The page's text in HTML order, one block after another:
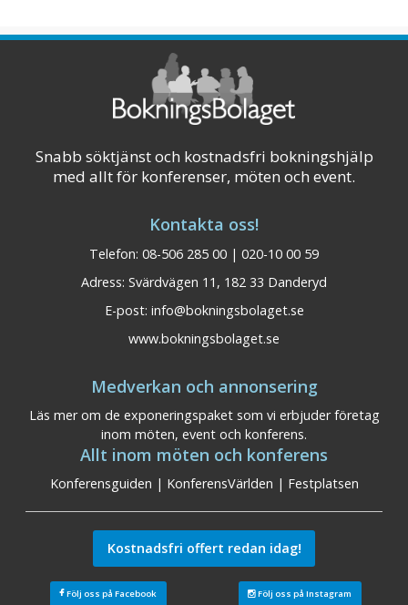
Snabb söktjänst och kostnadsfri bokningshjälp
med allt för konferenser, möten och event.
Kontakta oss!
Telefon: 08-506 285 00 | 020-10 00 59
Adress: Svärdvägen 11, 182 33 Danderyd
E-post: info@bokningsbolaget.se
www.bokningsbolaget.se
Medverkan och annonsering
Läs mer om de exponeringspaket som vi erbjuder företag
inom möten, event och konferens.
Allt inom möten och konferens
Konferensguiden | KonferensVärlden | Festplatsen
Kostnadsfri offert redan idag!
Följ oss på Facebook Följ oss på Instagram